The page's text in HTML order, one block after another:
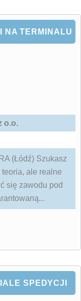
NA TERMINALU
o.o.
(Łódź) Szukasz
ale realne
się zawodu pod
SPEDYCJI